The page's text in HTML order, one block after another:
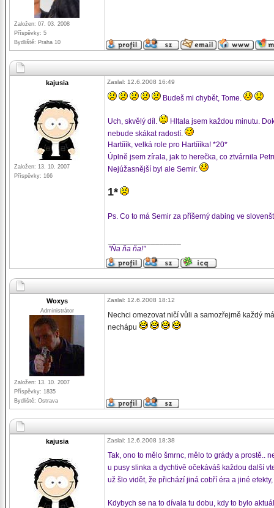
Založen: 07. 03. 2008
Příspěvky: 5
Bydliště: Praha 10
kajusia
Založen: 13. 10. 2007
Příspěvky: 166
Zaslal: 12.6.2008 16:49
Budeš mi chybět, Tome.
Uch, skvělý díl.
Hltala jsem každou minutu.
nebude skákat radostí.
Hartííík, velká role pro Hartíííka! *20*
Úplně jsem zírala, jak to herečka, co ztvárnila
Nejúžasnější byl ale Semir.
1*
Ps. Co to má Semir za příšerný dabing ve
"Ňa ňa ňa!"
Woxys
Administrátor
Založen: 13. 10. 2007
Příspěvky: 1835
Bydliště: Ostrava
Zaslal: 12.6.2008 18:12
Nechci omezovat ničí vůli a samozřejmě každý
nechápu
kajusia Zaslal: 12.6.2008 18:38
Tak, ono to mělo šmrnc, mělo to grády a prostě..
u pusy slinka a dychtivě očekáváš každou další
už šlo vidět, že přichází jiná cobří éra a jiné
Kdybych se na to dívala tu dobu, kdy to bylo